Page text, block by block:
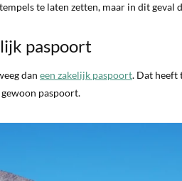
te laten zetten, maar in dit geval
paspoort
dan een zakelijk paspoort. Dat heeft
paspoort.